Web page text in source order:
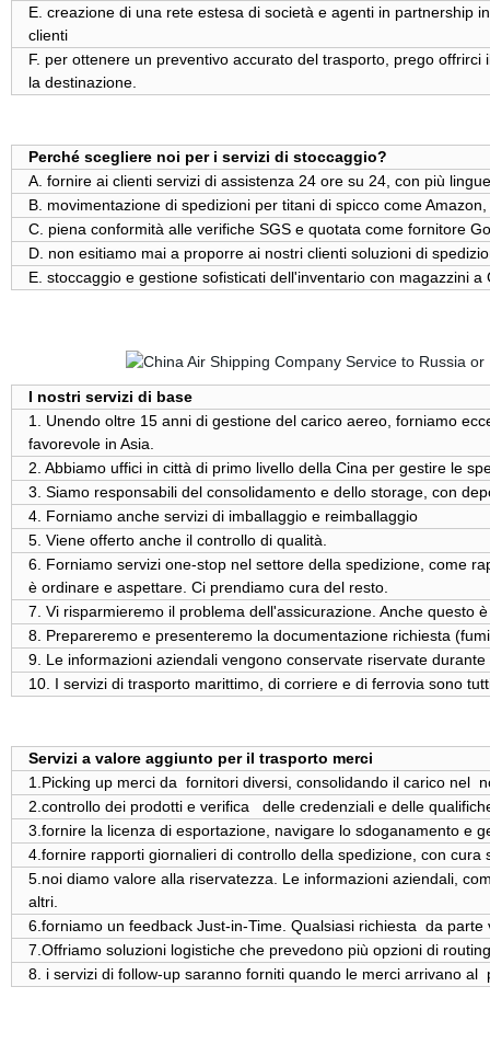
E. creazione di una rete estesa di società e agenti in partnership
clienti
F. per ottenere un preventivo accurato del trasporto, prego
la destinazione.
Perché scegliere noi per i servizi di stoccaggio?
A. fornire ai clienti servizi di assistenza 24 ore su 24, con più
B. movimentazione di spedizioni per titani di spicco come
C. piena conformità alle verifiche SGS e quotata come fornitore
D. non esitiamo mai a proporre ai nostri clienti soluzioni di
E. stoccaggio e gestione sofisticati dell'inventario con magazzini
I nostri servizi di base
1. Unendo oltre 15 anni di gestione del carico aereo, forniamo
favorevole in Asia.
2. Abbiamo uffici in città di primo livello della Cina per gestire le
3. Siamo responsabili del consolidamento e dello storage, con
4. Forniamo anche servizi di imballaggio e reimballaggio
5. Viene offerto anche il controllo di qualità.
6. Forniamo servizi one-stop nel settore della spedizione, come
è ordinare e aspettare. Ci prendiamo cura del resto.
7. Vi risparmieremo il problema dell'assicurazione. Anche questo
8. Prepareremo e presenteremo la documentazione richiesta
9. Le informazioni aziendali vengono conservate riservate
10. I servizi di trasporto marittimo, di corriere e di ferrovia sono
Servizi a valore aggiunto per il trasporto merci
1.Picking up merci da fornitori diversi, consolidando il carico nel
2.controllo dei prodotti e verifica delle credenziali e delle
3.fornire la licenza di esportazione, navigare lo sdoganamento e
4.fornire rapporti giornalieri di controllo della spedizione, con
5.noi diamo valore alla riservatezza. Le informazioni aziendali,
altri.
6.forniamo un feedback Just-in-Time. Qualsiasi richiesta da
7.Offriamo soluzioni logistiche che prevedono più opzioni di
8. i servizi di follow-up saranno forniti quando le merci arrivano al